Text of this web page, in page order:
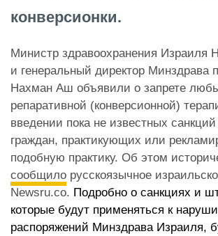
конверсионки.
Министр здравоохранения Израиля
и генеральный директор Минздрава
Нахман Аш объявили о запрете
репаративной (конверсионной)
введении пока не известных
граждан, практикующих или
подобную практику. Об этом
сообщило русскоязычное
Newsru.co. Подробно о санкциях и
которые будут применяться к
распоряжений Минздрава Израиля,